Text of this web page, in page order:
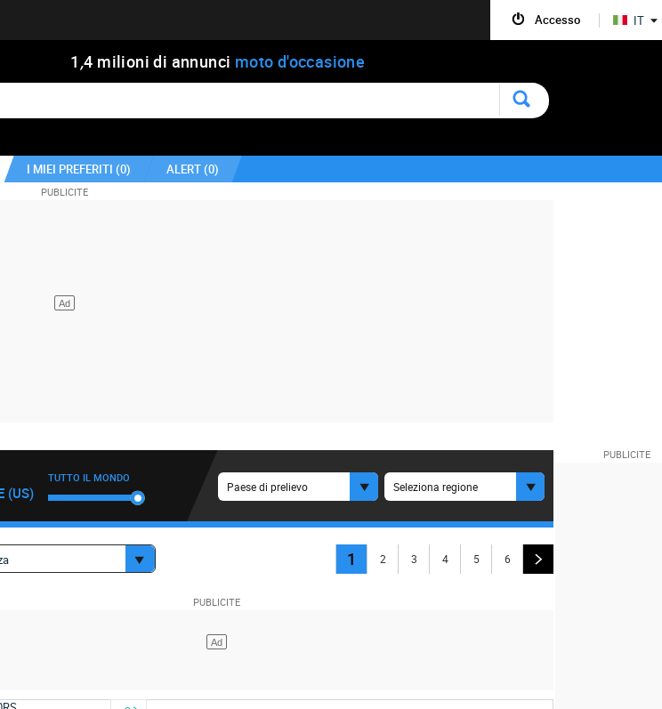
1 ,4 milioni di annunci moto d'occasione
I MIEI PREFERITI (0) ALERT (0)
(US)
TUTTO IL MONDO
Paese di prelievo Seleziona regione
1 2 3 4 5 6
Accesso IT